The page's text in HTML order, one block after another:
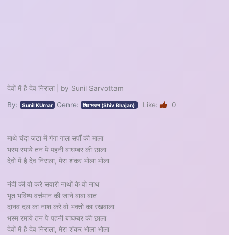
देवों में है देव निराला | by Sunil Sarvottam
By: Sunil KUmar Genre: शिव भजन (Shiv Bhajan) Like: 0
माथे चंदा जटा में गंगा गाल सर्पों की माला
भस्म रमाये तन पे पहनी बाघम्बर की छाला
देवों में है देव निराला, मेरा शंकर भोला भोला
नंदी की वो करे सवारी नाथों के वो नाथ
भूत भविष्य वर्त्तमान की जाने बाबा बात
दानव दल का नाश करे वो भक्तों का रखवाला
भस्म रमाये तन पे पहनी बाघम्बर की छाला
देवों में है देव निराला, मेरा शंकर भोला भोला